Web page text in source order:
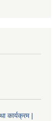
कार्यक्रम |